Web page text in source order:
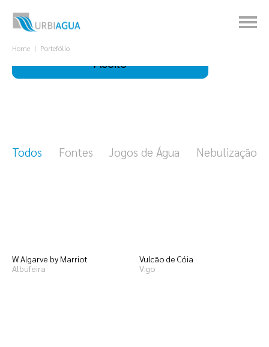
experiência.
Aceito
Home Portefólio
Todos Fontes Jogos de Água Nebulização
W Algarve by Marriot
Albufeira
Vulcão de Cóia
Vigo